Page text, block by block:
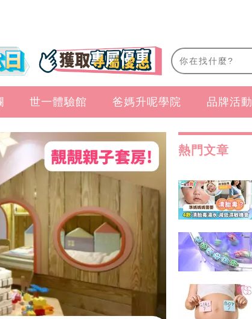
世一體驗館 爸媽升呢學院 品牌活動
熱門文章